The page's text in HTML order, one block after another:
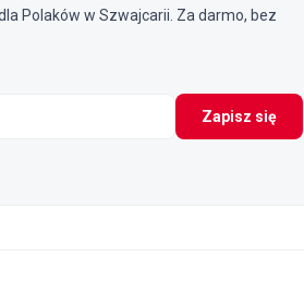
Polaków w Szwajcarii. Za darmo, bez
Zapisz się